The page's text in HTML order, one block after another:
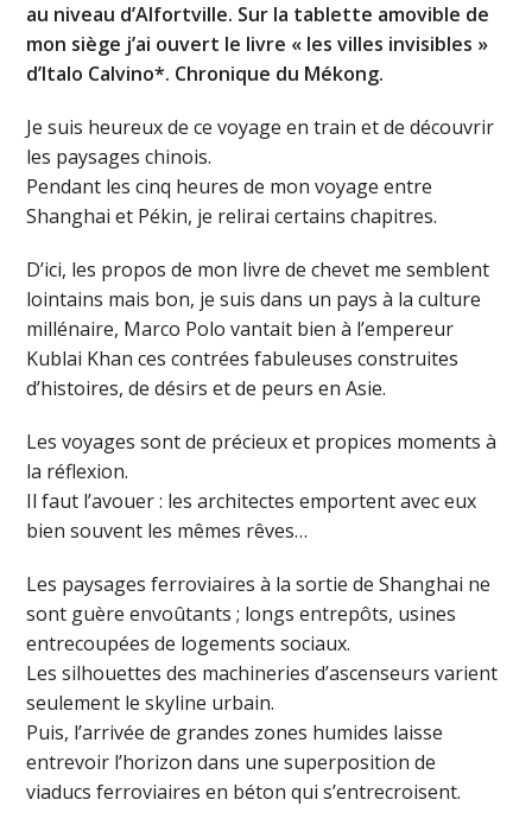
au niveau d’Alfortville. Sur la tablette amovible de
mon siège j’ai ouvert le livre « les villes invisibles »
d’Italo Calvino*. Chronique du Mékong.
Je suis heureux de ce voyage en train et de découvrir
les paysages chinois.
Pendant les cinq heures de mon voyage entre
Shanghai et Pékin, je relirai certains chapitres.
D’ici, les propos de mon livre de chevet me semblent
lointains mais bon, je suis dans un pays à la culture
millénaire, Marco Polo vantait bien à l’empereur
Kublai Khan ces contrées fabuleuses construites
d’histoires, de désirs et de peurs en Asie.
Les voyages sont de précieux et propices moments à
la réflexion.
Il faut l’avouer : les architectes emportent avec eux
bien souvent les mêmes rêves…
Les paysages ferroviaires à la sortie de Shanghai ne
sont guère envoûtants ; longs entrepôts, usines
entrecoupées de logements sociaux.
Les silhouettes des machineries d’ascenseurs varient
seulement le skyline urbain.
Puis, l’arrivée de grandes zones humides laisse
entrevoir l’horizon dans une superposition de
viaducs ferroviaires en béton qui s’entrecroisent.